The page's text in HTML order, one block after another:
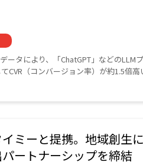
ータにより、「ChatGPT」などのLLM
CVR（コンバージョン率）が約1.5倍高
ミーと提携。地域創生
ートナーシップを締結